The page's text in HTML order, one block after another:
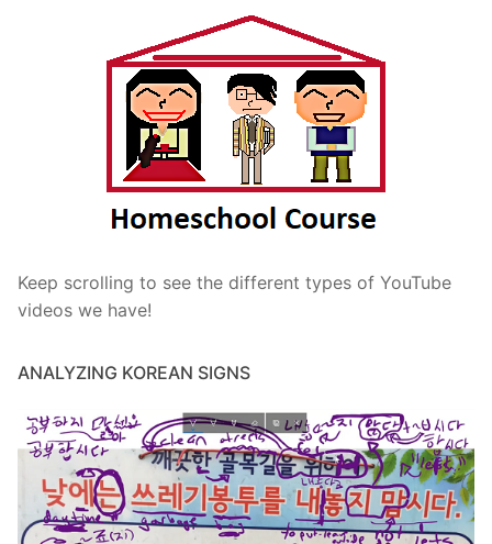
Keep scrolling to see the different types of YouTube
videos we have!
ANALYZING KOREAN SIGNS